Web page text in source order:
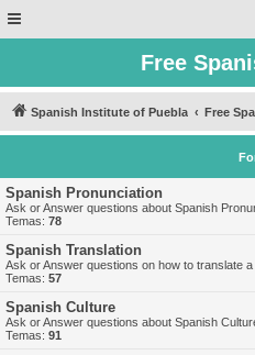
Free
Spanish Institute of Puebla Free
Spanish Pronunciation
Ask or Answer questions about Spanish
Temas: 78
Spanish Translation
Ask or Answer questions on how to translate
Temas: 57
Spanish Culture
Ask or Answer questions about Spanish
Temas: 91